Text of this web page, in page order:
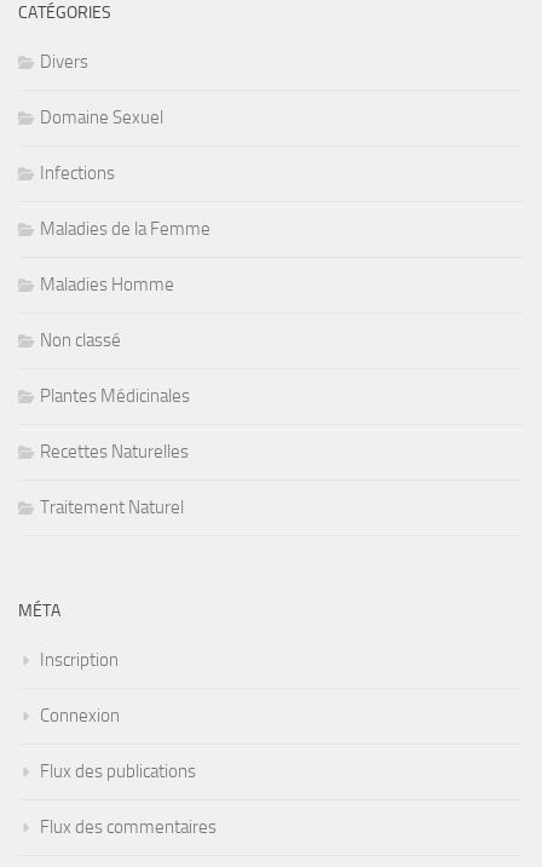
CATÉGORIES
Divers
Domaine Sexuel
Infections
Maladies de la Femme
Maladies Homme
Non classé
Plantes Médicinales
Recettes Naturelles
Traitement Naturel
MÉTA
Inscription
Connexion
Flux des publications
Flux des commentaires